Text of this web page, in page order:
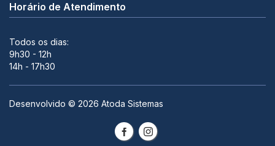
Horário de Atendimento
Todos os dias:
9h30 - 12h
14h - 17h30
Desenvolvido © 2026 Atoda Sistemas